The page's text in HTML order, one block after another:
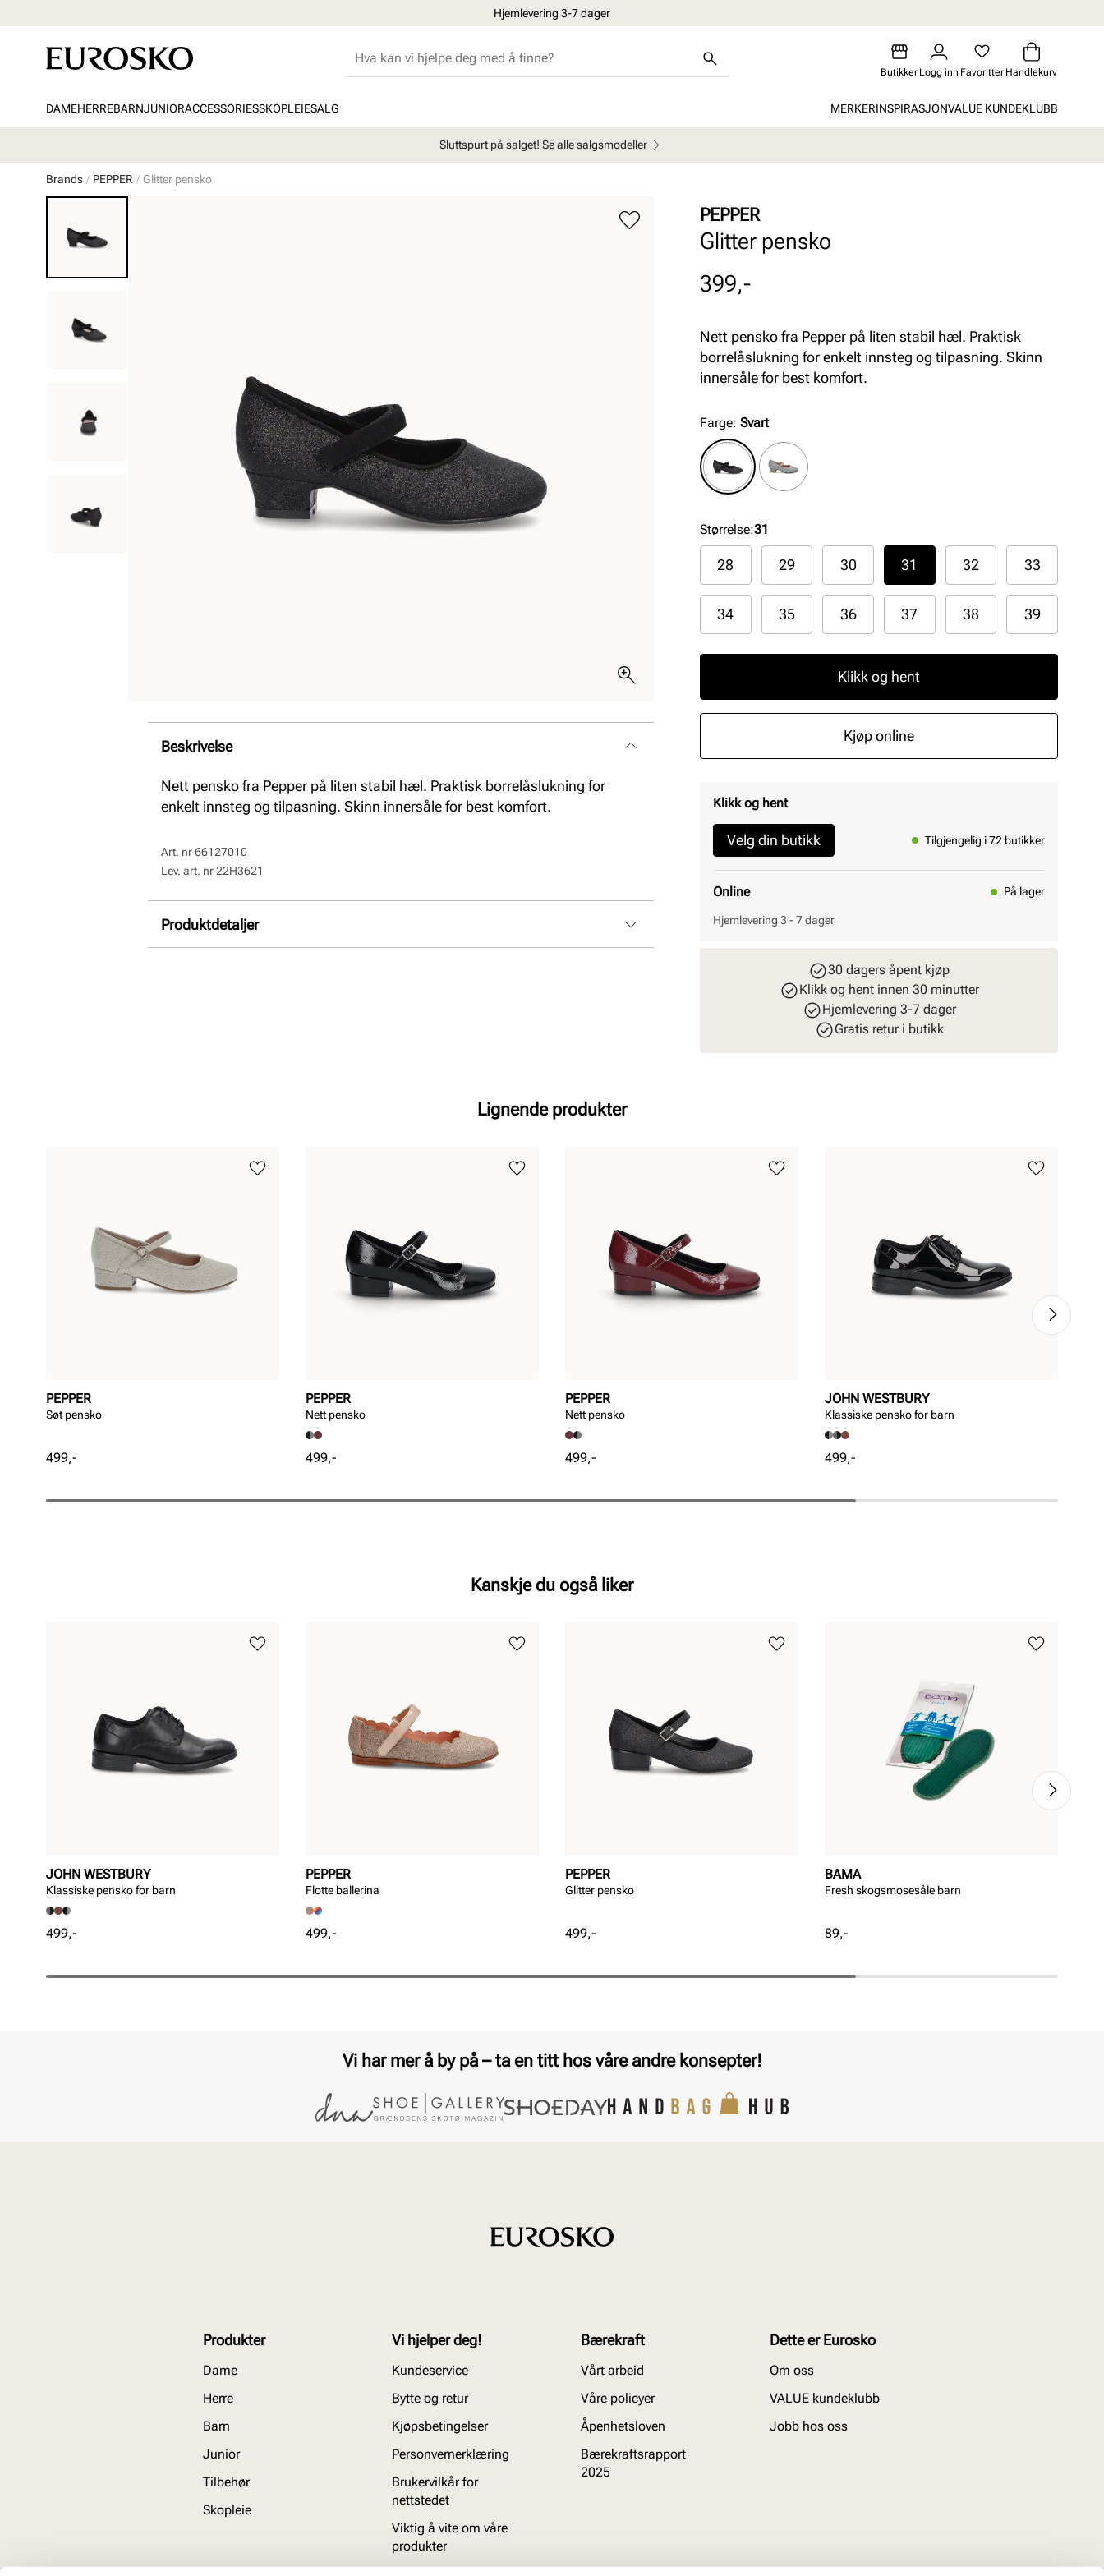
Hjemlevering 3-7 dager
Butikker Logg inn Favoritter Handlekurv
DAMEHERREBARNJUNIORACCESSORIESSKOPLEIESALG MERKERINSPIRASJONVALUE KUNDEKLUBB
Sluttspurt på salget! Se alle salgsmodeller
Brands PEPPER Glitter pensko
Beskrivelse
Nett pensko fra Pepper på liten stabil hæl. Praktisk borrelåslukning for
enkelt innsteg og tilpasning. Skinn innersåle for best komfort.
Art. nr66127010
Lev. art. nr22H3621
Produktdetaljer
PEPPER
Glitter pensko
Pris
399,-
Nett pensko fra Pepper på liten stabil hæl. Praktisk
borrelåslukning for enkelt innsteg og tilpasning. Skinn
innersåle for best komfort.
Farge: Svart
Størrelse:31
28 29 30 31 32 33
34 35 36 37 38 39
Klikk og hent
Kjøp online
Klikk og hent
Velg din butikk Tilgjengelig i 72 butikker
Online På lager
Hjemlevering 3 - 7 dager
30 dagers åpent kjøp
Klikk og hent innen 30 minutter
Hjemlevering 3-7 dager
Gratis retur i butikk
Lignende produkter
PEPPER
Søt pensko
Pris
499,-
PEPPER
Nett pensko
Pris
499,-
PEPPER
Nett pensko
Pris
499,-
JOHN WESTBURY
Klassiske pensko for barn
Pris
499,-
Kanskje du også liker
JOHN WESTBURY
Klassiske pensko for barn
Pris
499,-
PEPPER
Flotte ballerina
Pris
499,-
PEPPER
Glitter pensko
Pris
499,-
BAMA
Fresh skogsmosesåle barn
Pris
89,-
Vi har mer å by på – ta en titt hos våre andre konsepter!
Produkter
Dame
Herre
Barn
Junior
Tilbehør
Skopleie
Vi hjelper deg!
Kundeservice
Bytte og retur
Kjøpsbetingelser
Personvernerklæring
Brukervilkår for
nettstedet
Viktig å vite om våre
produkter
Bærekraft
Vårt arbeid
Våre policyer
Åpenhetsloven
Bærekraftsrapport
2025
Dette er Eurosko
Om oss
VALUE kundeklubb
Jobb hos oss